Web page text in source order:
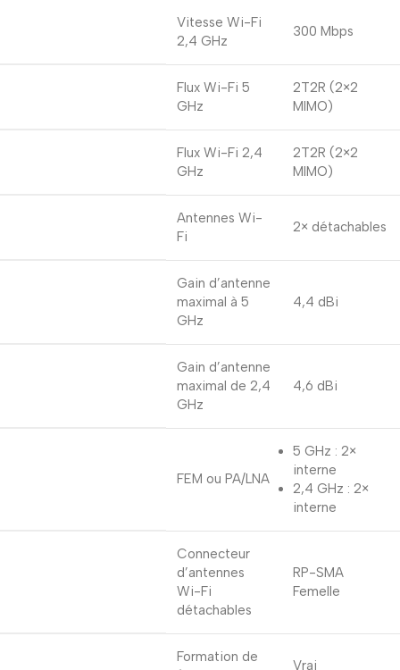
Vitesse Wi-Fi
2,4 GHz
300 Mbps
Flux Wi-Fi 5
GHz
2T2R (2×2
MIMO)
Flux Wi-Fi 2,4
GHz
2T2R (2×2
MIMO)
Antennes Wi-
Fi
2× détachables
Gain d’antenne
maximal à 5 ​​
GHz
4,4 dBi
Gain d’antenne
maximal de 2,4
GHz
4,6 dBi
FEM ou PA/LNA
5 GHz : 2×
interne
2,4 GHz : 2×
interne
Connecteur
d’antennes
Wi-Fi
détachables
RP-SMA
Femelle
Formation de
Vrai